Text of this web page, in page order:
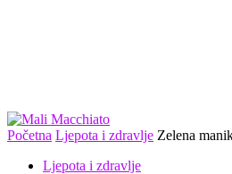
Početna Ljepota i zdravlje Zelena
Ljepota i zdravlje